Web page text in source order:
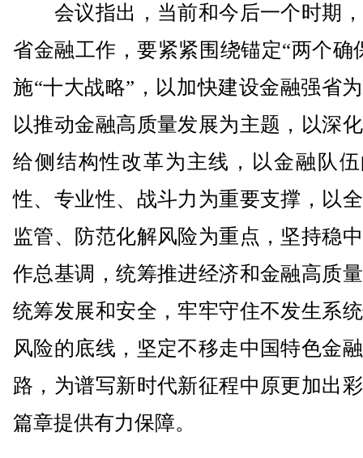
会议指出，当前和今后一个时期
省金融工作，要紧紧围绕锚定“两个确
施“十大战略”，以加快建设金融强省
以推动金融高质量发展为主题，以深
给侧结构性改革为主线，以金融队
性、专业性、战斗力为重要支撑，以
监管、防范化解风险为重点，坚持稳
作总基调，统筹推进经济和金融高质
统筹发展和安全，牢牢守住不发生系
风险的底线，坚定不移走中国特色金
路，为谱写新时代新征程中原更加出
篇章提供有力保障。